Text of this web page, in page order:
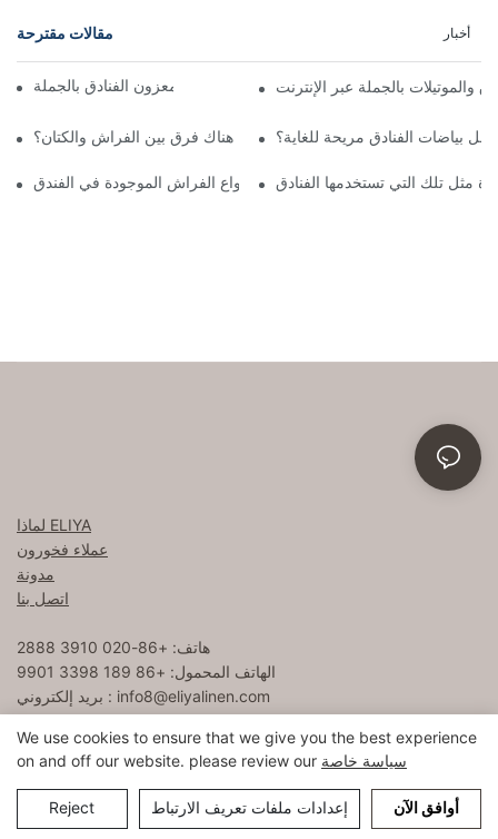
مقالات مقترحة أخبار
موردو أغطية السرير والمعزون الفنادق بالجملةوالموتيلات بالجملة عبر الإنترنت
هل هناك فرق بين الفراش والكتان؟ بياضات الفنادق مريحة للغاية؟
كم عدد أنواع الفراش الموجودة في الفندقمثل تلك التي تستخدمها الفنادق
لماذا ELIYA
عملاء فخورون
مدونة
اتصل بنا
هاتف: +86-020 3910 2888
الهاتف المحمول: +86 189 3398 9901
بريد إلكتروني : info8@eliyalinen.com
sitemap
粤ICP备15074832号
We use cookies to ensure that we give you the best experience
on and off our website. please review our سياسة خاصة
Reject إعدادات ملفات تعريف الارتباط أوافق الآن